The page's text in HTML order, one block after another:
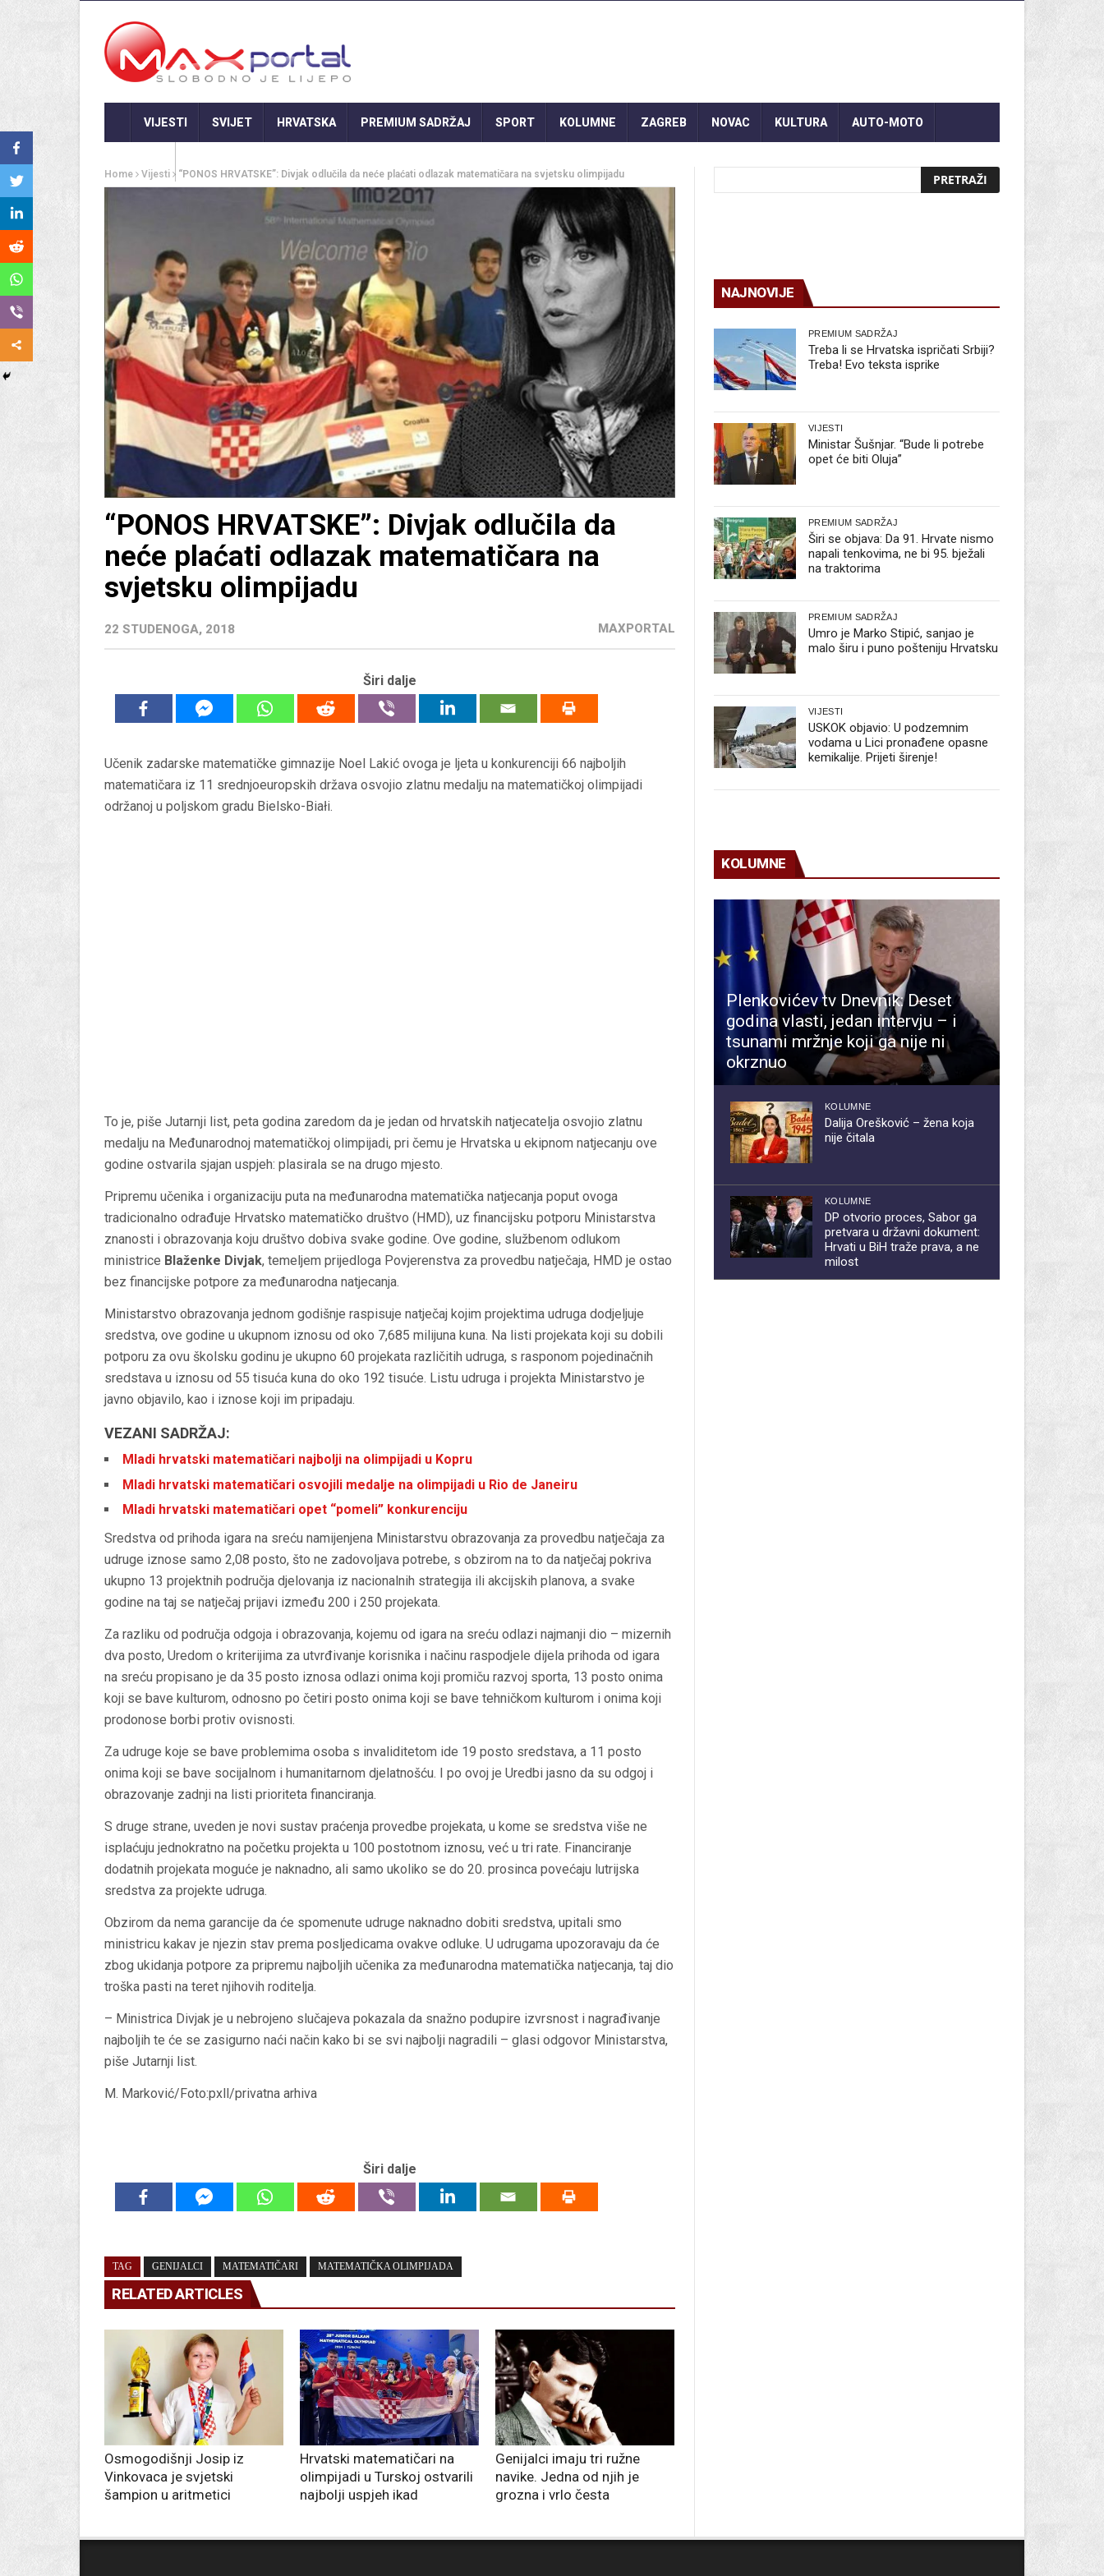
VIJESTI SVIJET HRVATSKA PREMIUM SADRŽAJ SPORT KOLUMNE ZAGREB NOVAC KULTURA AUTO-MOTO
Home Vijesti “PONOS HRVATSKE”: Divjak odlučila da neće plaćati odlazak matematičara na svjetsku olimpijadu
“PONOS HRVATSKE”: Divjak odlučila da
neće plaćati odlazak matematičara na
svjetsku olimpijadu
22 STUDENOGA, 2018 MAXPORTAL
Širi dalje
Učenik zadarske matematičke gimnazije Noel Lakić ovoga je ljeta u konkurenciji 66 najboljih
matematičara iz 11 srednjoeuropskih država osvojio zlatnu medalju na matematičkoj olimpijadi
održanoj u poljskom gradu Bielsko-Białi.
To je, piše Jutarnji list, peta godina zaredom da je jedan od hrvatskih natjecatelja osvojio zlatnu
medalju na Međunarodnoj matematičkoj olimpijadi, pri čemu je Hrvatska u ekipnom natjecanju ove
godine ostvarila sjajan uspjeh: plasirala se na drugo mjesto.
Pripremu učenika i organizaciju puta na međunarodna matematička natjecanja poput ovoga
tradicionalno odrađuje Hrvatsko matematičko društvo (HMD), uz financijsku potporu Ministarstva
znanosti i obrazovanja koju društvo dobiva svake godine. Ove godine, službenom odlukom
ministrice Blaženke Divjak, temeljem prijedloga Povjerenstva za provedbu natječaja, HMD je ostao
bez financijske potpore za međunarodna natjecanja.
Ministarstvo obrazovanja jednom godišnje raspisuje natječaj kojim projektima udruga dodjeljuje
sredstva, ove godine u ukupnom iznosu od oko 7,685 milijuna kuna. Na listi projekata koji su dobili
potporu za ovu školsku godinu je ukupno 60 projekata različitih udruga, s rasponom pojedinačnih
sredstava u iznosu od 55 tisuća kuna do oko 192 tisuće. Listu udruga i projekta Ministarstvo je
javno objavilo, kao i iznose koji im pripadaju.
VEZANI SADRŽAJ:
Mladi hrvatski matematičari najbolji na olimpijadi u Kopru
Mladi hrvatski matematičari osvojili medalje na olimpijadi u Rio de Janeiru
Mladi hrvatski matematičari opet “pomeli” konkurenciju
Sredstva od prihoda igara na sreću namijenjena Ministarstvu obrazovanja za provedbu natječaja za
udruge iznose samo 2,08 posto, što ne zadovoljava potrebe, s obzirom na to da natječaj pokriva
ukupno 13 projektnih područja djelovanja iz nacionalnih strategija ili akcijskih planova, a svake
godine na taj se natječaj prijavi između 200 i 250 projekata.
Za razliku od područja odgoja i obrazovanja, kojemu od igara na sreću odlazi najmanji dio – mizernih
dva posto, Uredom o kriterijima za utvrđivanje korisnika i načinu raspodjele dijela prihoda od igara
na sreću propisano je da 35 posto iznosa odlazi onima koji promiču razvoj sporta, 13 posto onima
koji se bave kulturom, odnosno po četiri posto onima koji se bave tehničkom kulturom i onima koji
prodonose borbi protiv ovisnosti.
Za udruge koje se bave problemima osoba s invaliditetom ide 19 posto sredstava, a 11 posto
onima koji se bave socijalnom i humanitarnom djelatnošću. I po ovoj je Uredbi jasno da su odgoj i
obrazovanje zadnji na listi prioriteta financiranja.
S druge strane, uveden je novi sustav praćenja provedbe projekata, u kome se sredstva više ne
isplaćuju jednokratno na početku projekta u 100 postotnom iznosu, već u tri rate. Financiranje
dodatnih projekata moguće je naknadno, ali samo ukoliko se do 20. prosinca povećaju lutrijska
sredstva za projekte udruga.
Obzirom da nema garancije da će spomenute udruge naknadno dobiti sredstva, upitali smo
ministricu kakav je njezin stav prema posljedicama ovakve odluke. U udrugama upozoravaju da će
zbog ukidanja potpore za pripremu najboljih učenika za međunarodna matematička natjecanja, taj dio
troška pasti na teret njihovih roditelja.
– Ministrica Divjak je u nebrojeno slučajeva pokazala da snažno podupire izvrsnost i nagrađivanje
najboljih te će se zasigurno naći način kako bi se svi najbolji nagradili – glasi odgovor Ministarstva,
piše Jutarnji list.
M. Marković/Foto:pxll/privatna arhiva
Širi dalje
TAG GENIJALCI MATEMATIČARI MATEMATIČKA OLIMPIJADA
RELATED ARTICLES
Osmogodišnji Josip iz
Vinkovaca je svjetski
šampion u aritmetici
Hrvatski matematičari na
olimpijadi u Turskoj ostvarili
najbolji uspjeh ikad
Genijalci imaju tri ružne
navike. Jedna od njih je
grozna i vrlo česta
NAJNOVIJE
PREMIUM SADRŽAJ
Treba li se Hrvatska ispričati Srbiji?
Treba! Evo teksta isprike
VIJESTI
Ministar Šušnjar. “Bude li potrebe
opet će biti Oluja”
PREMIUM SADRŽAJ
Širi se objava: Da 91. Hrvate nismo
napali tenkovima, ne bi 95. bježali
na traktorima
PREMIUM SADRŽAJ
Umro je Marko Stipić, sanjao je
malo širu i puno pošteniju Hrvatsku
VIJESTI
USKOK objavio: U podzemnim
vodama u Lici pronađene opasne
kemikalije. Prijeti širenje!
KOLUMNE
Plenkovićev tv Dnevnik: Deset
godina vlasti, jedan intervju – i
tsunami mržnje koji ga nije ni
okrznuo
KOLUMNE
Dalija Orešković – žena koja
nije čitala
KOLUMNE
DP otvorio proces, Sabor ga
pretvara u državni dokument:
Hrvati u BiH traže prava, a ne
milost